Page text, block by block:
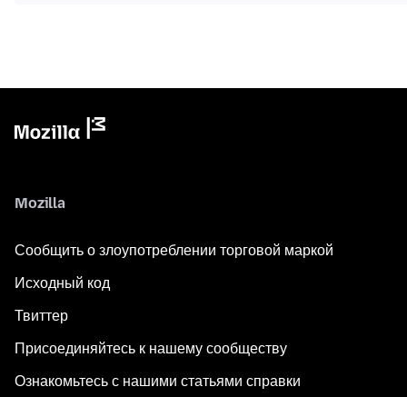
Mozilla
Сообщить о злоупотреблении торговой маркой
Исходный код
Твиттер
Присоединяйтесь к нашему сообществу
Ознакомьтесь с нашими статьями справки